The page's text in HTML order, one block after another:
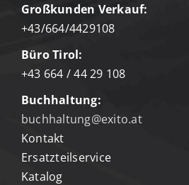
Großkunden Verkauf:
+43/664/4429108
Büro Tirol:
+43 664 / 44 29 108
Buchhaltung:
buchhaltung@exito.at
Kontakt
Ersatzteilservice
Katalog